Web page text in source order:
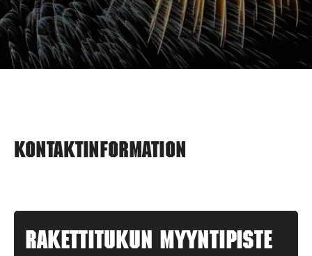
Kontaktinformation
Rakettitukun myyntipiste